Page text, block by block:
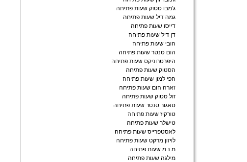
ג'מבו סטוק שעות פתיחה
גמה דיל שעות פתיחה
דייסו שעות פתיחה
דן דיל שעות פתיחה
הובי שעות פתיחה
הום סנטר שעות פתיחה
היפרטרוניקס שעות פתיחה
הסטוק שעות פתיחה
הפי למון שעות פתיחה
זארה הום שעות פתיחה
זול סטוק שעות פתיחה
טאגור סנטר שעות פתיחה
טורקיז שעות פתיחה
טישלר שעות פתיחה
לאסטפרייס שעות פתיחה
לויזון מרקט שעות פתיחה
מ.נ.מ שעות פתיחה
מילגה שעות פתיחה